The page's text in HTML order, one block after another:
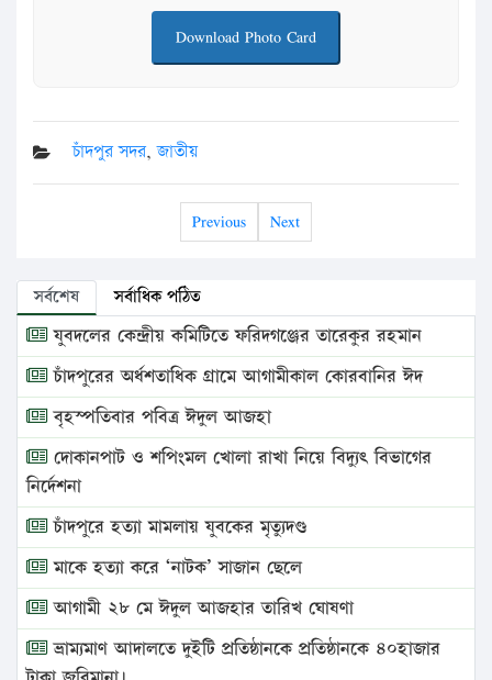
Download Photo Card
চাঁদপুর সদর,জাতীয়
Previous Next
সর্বশেষ সর্বাধিক পঠিত
যুবদলের কেন্দ্রীয় কমিটিতে ফরিদগঞ্জের তারেকুর রহমান
চাঁদপুরের অর্ধশতাধিক গ্রামে আগামীকাল কোরবানির ঈদ
বৃহস্পতিবার পবিত্র ঈদুল আজহা
দোকানপাট ও শপিংমল খোলা রাখা নিয়ে বিদ্যুৎ বিভাগের
নির্দেশনা
চাঁদপুরে হত্যা মামলায় যুবকের মৃত্যুদণ্ড
মাকে হত্যা করে ‘নাটক’ সাজান ছেলে
আগামী ২৮ মে ঈদুল আজহার তারিখ ঘোষণা
ভ্রাম্যমাণ আদালতে দুইটি প্রতিষ্ঠানকে প্রতিষ্ঠানকে ৪০হাজার